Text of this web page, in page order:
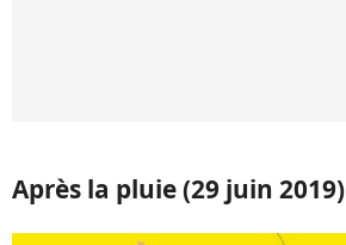
Après la pluie (29 juin 2019)